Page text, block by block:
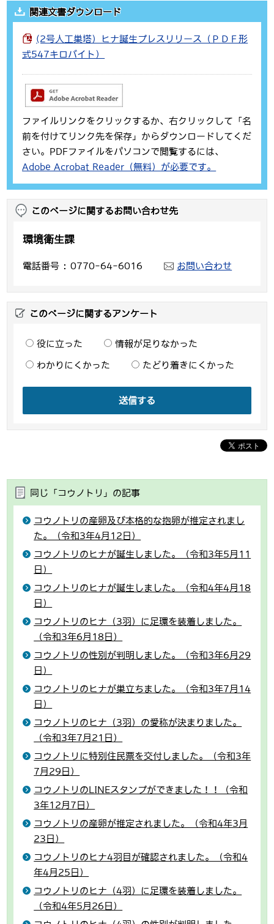
関連文書ダウンロード
(2号人工巣塔）ヒナ誕生プレスリリース（ＰＤＦ形
式547キロバイト）
ファイルリンクをクリックするか、右クリックして「名
前を付けてリンク先を保存」からダウンロードしてくだ
さい。PDFファイルをパソコンで閲覧するには、
Adobe Acrobat Reader（無料）が必要です。
このページに関するお問い合わせ先
環境衛生課
電話番号 0770-64-6016 お問い合わせ
このページに関するアンケート
役に立った 情報が足りなかった
わかりにくかった たどり着きにくかった
送信する
同じ「コウノトリ」の記事
コウノトリの産卵及び本格的な抱卵が推定されまし
た。（令和3年4月12日）
コウノトリのヒナが誕生しました。（令和3年5月11
日）
コウノトリのヒナが誕生しました。（令和4年4月18
日）
コウノトリのヒナ（3羽）に足環を装着しました。
（令和3年6月18日）
コウノトリの性別が判明しました。（令和3年6月29
日）
コウノトリのヒナが巣立ちました。（令和3年7月14
日）
コウノトリのヒナ（3羽）の愛称が決まりました。
（令和3年7月21日）
コウノトリに特別住民票を交付しました。（令和3年
7月29日）
コウノトリのLINEスタンプができました！！（令和
3年12月7日）
コウノトリの産卵が推定されました。（令和4年3月
23日）
コウノトリのヒナ4羽目が確認されました。（令和4
年4月25日）
コウノトリのヒナ（4羽）に足環を装着しました。
（令和4年5月26日）